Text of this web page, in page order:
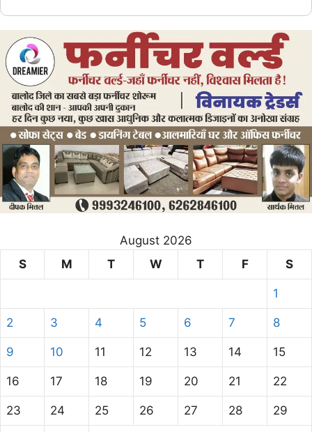
August 2026
S
M T W T F S
1
2 3 4 5 6 7 8
9 10 11 12 13 14 15
16 17 18 19 20 21 22
23 24 25 26 27 28 29